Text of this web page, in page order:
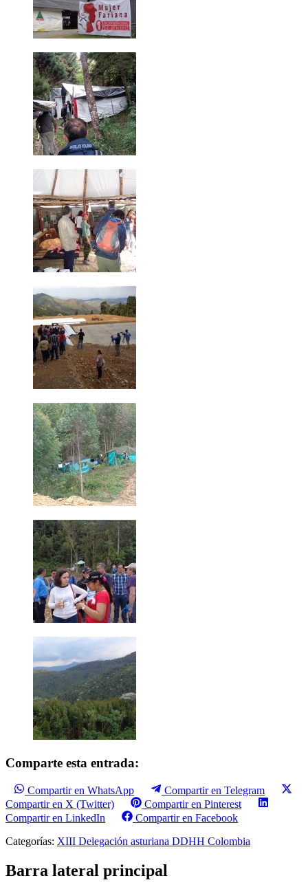
Comparte esta entrada:
Compartir en WhatsApp
Compartir en Telegram
Compartir en X (Twitter)
Compartir en Pinterest
Compartir en LinkedIn
Compartir en Facebook
Categorías: XIII Delegación asturiana DDHH Colombia
Barra lateral principal